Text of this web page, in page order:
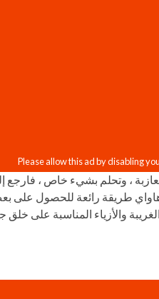
، وتحلم بشيء خاص ، فارجع
هاواي طريقة رائعة للحصول على
والأزياء المناسبة على